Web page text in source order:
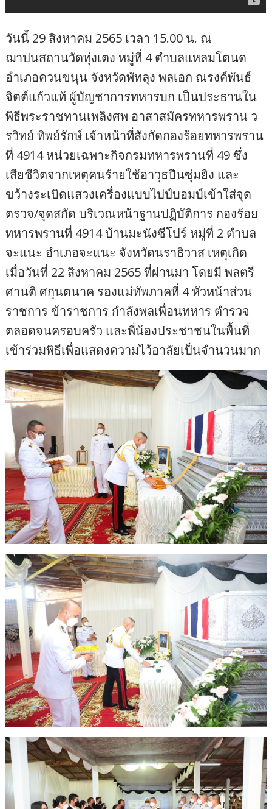
วันนี้ 29 สิงหาคม 2565 เวลา 15.00 น. ณ
ฌาปนสถานวัดทุ่งเตง หมู่ที่ 4 ตำบลแหลมโตนด
อำเภอควนขนุน จังหวัดพัทลุง พลเอก ณรงค์พันธ์
จิตต์แก้วแท้ ผู้บัญชาการทหารบก เป็นประธานใน
พิธีพระราชทานเพลิงศพ อาสาสมัครทหารพราน ว
รวิทย์ ทิพย์รักษ์ เจ้าหน้าที่สังกัดกองร้อยทหารพราน
ที่ 4914 หน่วยเฉพาะกิจกรมทหารพรานที่ 49 ซึ่ง
เสียชีวิตจากเหตุคนร้ายใช้อาวุธปืนซุ่มยิง และ
ขว้างระเบิดแสวงเครื่องแบบไปป์บอมบ์เข้าใส่จุด
ตรวจ/จุดสกัด บริเวณหน้าฐานปฏิบัติการ กองร้อย
ทหารพรานที่ 4914 บ้านมะนังซีโปร์ หมู่ที่ 2 ตำบล
จะแนะ อำเภอจะแนะ จังหวัดนราธิวาส เหตุเกิด
เมื่อวันที่ 22 สิงหาคม 2565 ที่ผ่านมา โดยมี พลตรี
ศานติ ศกุนตนาค รองแม่ทัพภาคที่ 4 หัวหน้าส่วน
ราชการ ข้าราชการ กำลังพลเพื่อนทหาร ตำรวจ
ตลอดจนครอบครัว และพี่น้องประชาชนในพื้นที่
เข้าร่วมพิธีเพื่อแสดงความไว้อาลัยเป็นจำนวนมาก